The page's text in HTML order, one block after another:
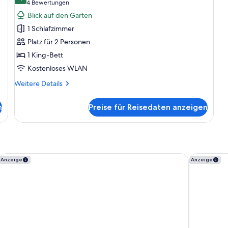
Comfort-
Zimmer,
Gartenblick
anzeigen
4 Bewertungen
(4
Bewertungen)
Blick auf den Garten
1 Schlafzimmer
Platz für 2 Personen
1 King-Bett
Kostenloses WLAN
Weitere Details
Weitere
Zimmer,
Preise für Reisedaten anzeigen
Anzeige By Hilton Salzburg Messe Anzeige
Hey Lou